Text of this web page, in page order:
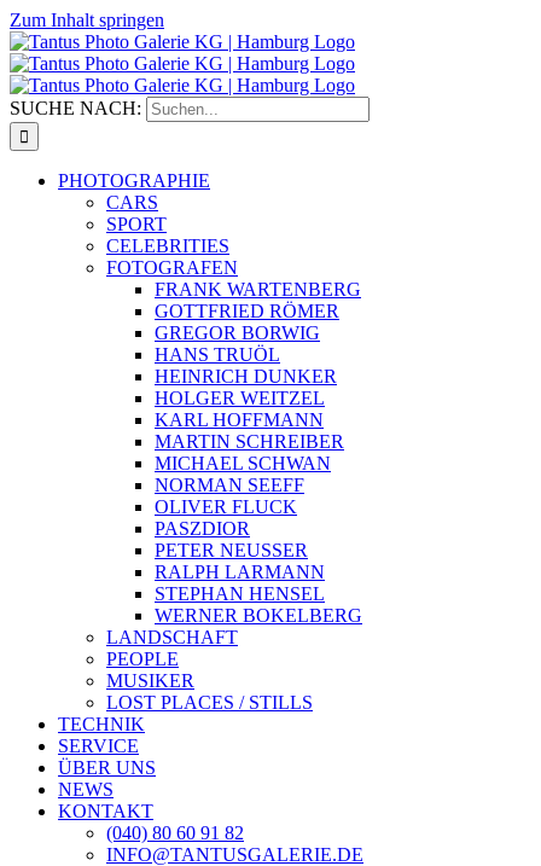
Zum Inhalt springen
SUCHE NACH:
PHOTOGRAPHIE
CARS
SPORT
CELEBRITIES
FOTOGRAFEN
FRANK WARTENBERG
GOTTFRIED RÖMER
GREGOR BORWIG
HANS TRUÖL
HEINRICH DUNKER
HOLGER WEITZEL
KARL HOFFMANN
MARTIN SCHREIBER
MICHAEL SCHWAN
NORMAN SEEFF
OLIVER FLUCK
PASZDIOR
PETER NEUSSER
RALPH LARMANN
STEPHAN HENSEL
WERNER BOKELBERG
LANDSCHAFT
PEOPLE
MUSIKER
LOST PLACES / STILLS
TECHNIK
SERVICE
ÜBER UNS
NEWS
KONTAKT
(040) 80 60 91 82
INFO@TANTUSGALERIE.DE